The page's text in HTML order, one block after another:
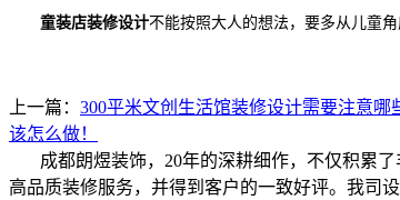
童装店装修设计不能按照大人的想法，要多从儿童
上一篇： 300平米文创生活馆装修设计需要注意哪
该怎么做！
成都朗煜装饰，20年的深耕细作，不仅积累了
高品质装修服务，并得到客户的一致好评。我司